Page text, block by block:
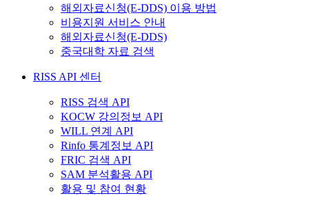
해외자료신청(E-DDS) 이용 방법
비용지원 서비스 안내
해외자료신청(E-DDS)
중국대학 자료 검색
RISS API 센터
RISS 검색 API
KOCW 강의정보 API
WILL 연계 API
Rinfo 통계정보 API
FRIC 검색 API
SAM 분석활용 API
활용 및 참여 현황